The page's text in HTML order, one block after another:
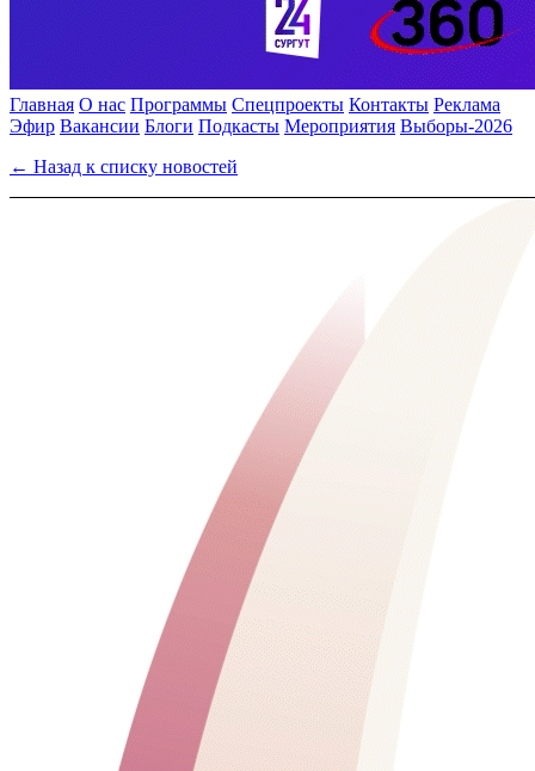
Главная О нас Программы Спецпроекты Контакты Реклама
Эфир Вакансии Блоги Подкасты Мероприятия Выборы-2026
← Назад к списку новостей